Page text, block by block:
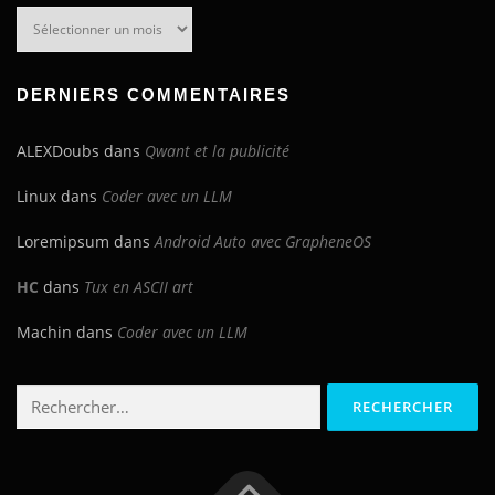
DERNIERS COMMENTAIRES
ALEXDoubs dans Qwant et la publicité
Linux dans Coder avec un LLM
Loremipsum dans Android Auto avec GrapheneOS
HC dans Tux en ASCII art
Machin dans Coder avec un LLM
Rechercher :